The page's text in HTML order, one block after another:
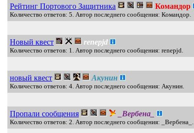
Рейтинг Портового Защитника Командор
Количество ответов: 5. Автор последнего сообщения: Командор.
Новый квест renepjd
Количество ответов: 1. Автор последнего сообщения: renepjd.
новый квест Акунин
Количество ответов: 4. Автор последнего сообщения: Акунин.
Пропали сообщения _Вербена_
Количество ответов: 2. Автор последнего сообщения: _Вербена_.